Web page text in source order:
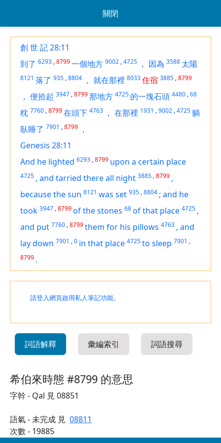
關閉
創 世 記 28:11
到了 6293 ,8799一個地方 9002 ,4725 ， 因為 3588 太陽
8121 落了 935 ,8804 ， 就在那裡 8033住宿 3885 ,8799
， 便拾起 3947 ,8799那地方 4725 的一塊石頭 4480 ,68
枕 7760 ,8799在頭下 4763 ， 在那裡 1931 ,9002 ,4725躺
臥睡了 7901 ,8799 ，
Genesis 28:11
And he lighted 6293 ,8799 upon a certain place
4725 , and tarried there all night 3885 ,8799 ,
because the sun 8121 was set 935 ,8804 ; and he
took 3947 ,8799of the stones 68of that place 4725 ,
and put 7760 ,8799them for his pillows 4763 , and
lay down 7901 ,0 in that place 4725to sleep 7901 ,
8799 .
請登入網頁啟用私人筆記功能。
詞語解釋 彙編索引 詞語搜尋
希伯來時態 #8799 的意思
字幹 - Qal 見 08851
語氣 - 未完成 見 08811
次數 - 19885